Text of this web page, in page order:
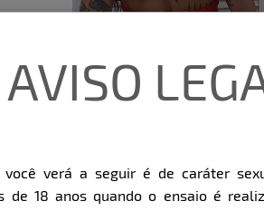
10s
10s
AVISO
você verá a seguir é de caráter
de 18 anos quando o ensaio é